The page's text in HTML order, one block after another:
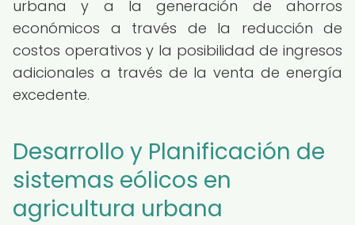
urbana y a la generación de ahorros
económicos a través de la reducción de
costos operativos y la posibilidad de ingresos
adicionales a través de la venta de energía
excedente.
Desarrollo y Planificación de
sistemas eólicos en
agricultura urbana